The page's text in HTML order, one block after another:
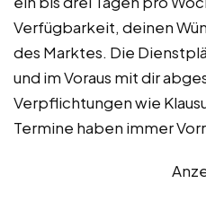
Verfügbarkeit, deinen
des Marktes. Die
und im Voraus mit dir
Verpflichtungen wie
Termine haben immer